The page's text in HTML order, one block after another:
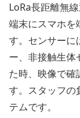
LoRa長距離無
端末にスマホを
す。センサーに
ー、非接触生体
た時、映像で確
す。スタッフの
テムです。